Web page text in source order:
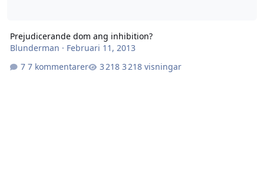
Prejudicerande dom ang inhibition?
Blunderman · Februari 11, 2013
7 kommentarer
3 218 visningar